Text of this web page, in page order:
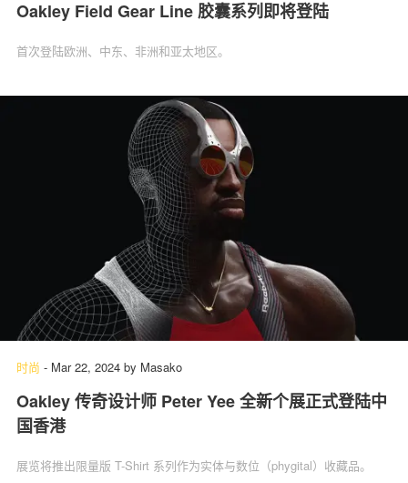
Oakley Field Gear Line 胶囊系列即将登陆
首次登陆欧洲、中东、非洲和亚太地区。
时尚 - Mar 22, 2024 by Masako
Oakley 传奇设计师 Peter Yee 全新个展正式登陆中
国香港
展览将推出限量版 T-Shirt 系列作为实体与数位（phygital）收藏品。